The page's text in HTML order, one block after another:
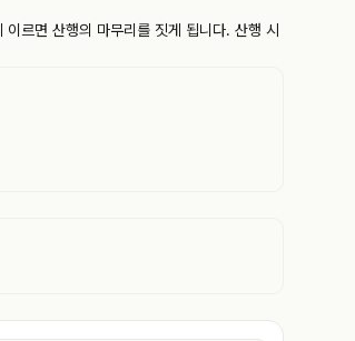
르면 산행의 마무리를 짓게 됩니다. 산행 시